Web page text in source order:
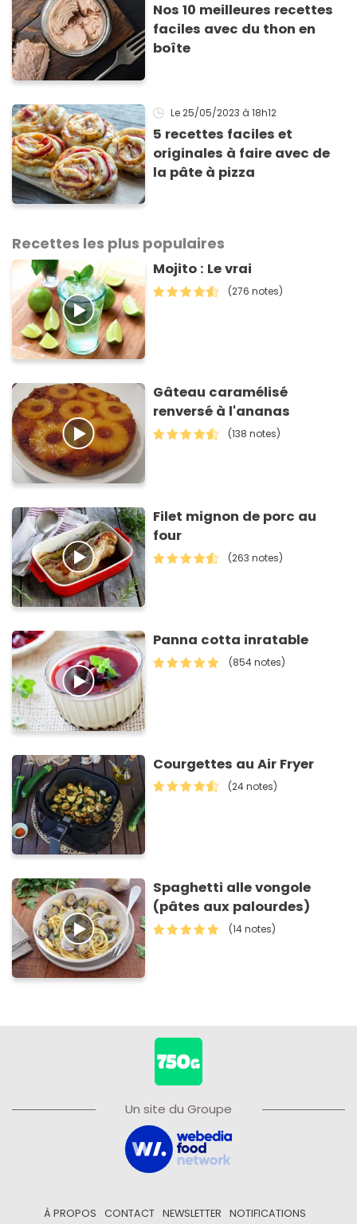
Nos 10 meilleures recettes
faciles avec du thon en
boîte
Le 25/05/2023 à 18h12
5 recettes faciles et
originales à faire avec de
la pâte à pizza
Recettes les plus populaires
Mojito : Le vrai
(276 notes)
Gâteau caramélisé
renversé à l'ananas
(138 notes)
Filet mignon de porc au
four
(263 notes)
Panna cotta inratable
(854 notes)
Courgettes au Air Fryer
(24 notes)
Spaghetti alle vongole
(pâtes aux palourdes)
(14 notes)
Un site du Groupe
À PROPOS CONTACT NEWSLETTER
NOTIFICATIONS